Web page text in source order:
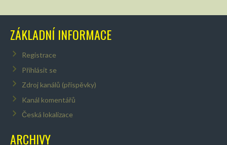
ZÁKLADNÍ INFORMACE
Registrace
Přihlásit se
Zdroj kanálů (příspěvky)
Kanál komentářů
Česká lokalizace
ARCHIVY